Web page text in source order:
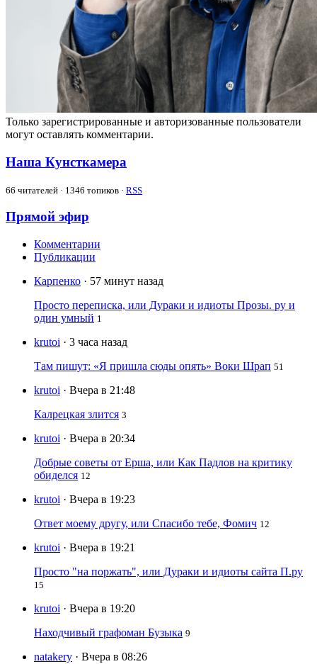
Только зарегистрированные и авторизованные пользователи
могут оставлять комментарии.
Наша Кунсткамера
66 читателей · 1346 топиков · RSS
Прямой эфир
Комментарии
Публикации
Карпенко · 57 минут назад
Просто переписка, или Дураки и идиоты Прозы. ру и
один умный 1
krutoi · 3 часа назад
Там пишут: «Я пришла сюды опять» Воки Шрап 51
krutoi · Вчера в 21:48
Калрецкая злится 3
krutoi · Вчера в 20:34
Добрые советы от Ерша, или Как Падлов на критику
обиделся 12
krutoi · Вчера в 19:23
Ответ моему другу, или Спасибо тебе, Фомич 12
krutoi · Вчера в 19:21
Просто "на поржать", или Дураки и идиоты сайта П.ру
15
krutoi · Вчера в 19:20
Находчивый графоман Бузыка 9
natakery · Вчера в 08:26